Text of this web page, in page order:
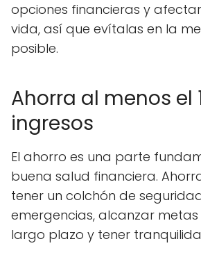
opciones financieras y
vida, así que evítalas en la
posible.
Ahorra al menos el
ingresos
El ahorro es una parte
buena salud financiera.
tener un colchón de
emergencias, alcanzar
largo plazo y tener